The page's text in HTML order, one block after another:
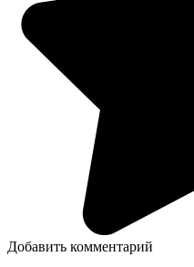
Добавить комментарий